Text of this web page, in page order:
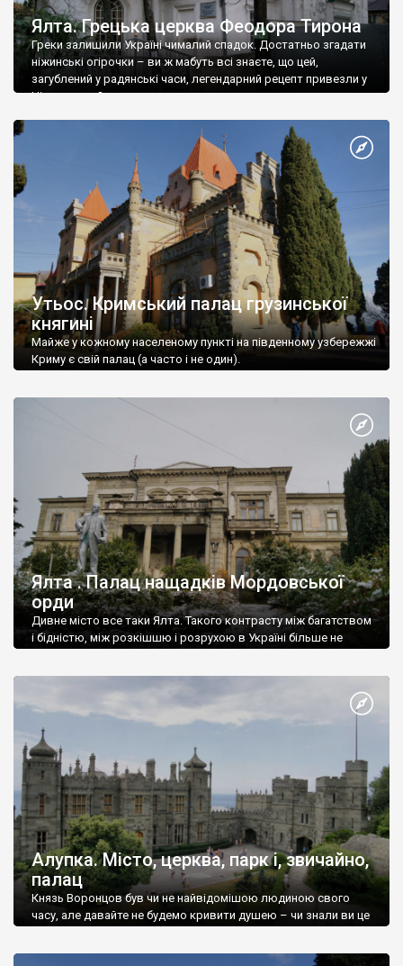
Ялта. Грецька церква Феодора Тирона
Греки залишили Україні чималий спадок. Достатньо згадати
ніжинські огірочки – ви ж мабуть всі знаєте, що цей,
загублений у радянські часи, легендарний рецепт привезли у
Ніжин греки?
Утьос. Кримський палац грузинської
княгині
Майже у кожному населеному пункті на південному узбережжі
Криму є свій палац (а часто і не один).
Ялта . Палац нащадків Мордовської
орди
Дивне місто все таки Ялта. Такого контрасту між багатством
і бідністю, між розкішшю і розрухою в Україні більше не
Алупка. Місто, церква, парк і, звичайно,
палац
Князь Воронцов був чи не найвідомішою людиною свого
часу, але давайте не будемо кривити душею – чи знали ви це